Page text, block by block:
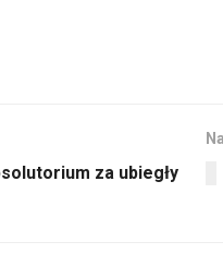
za ubiegły